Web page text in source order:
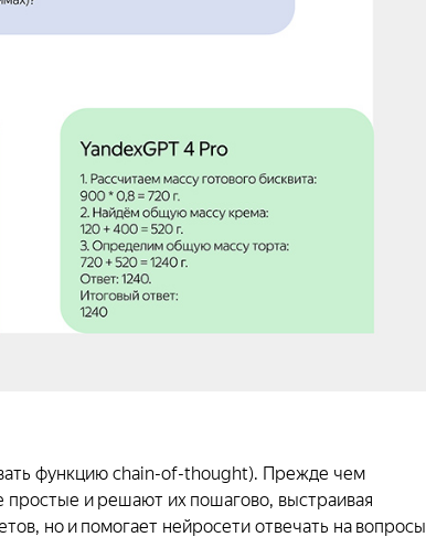
функцию chain-of-thought). Прежде чем
простые и решают их пошагово, выстраивая
но и помогает нейросети отвечать на